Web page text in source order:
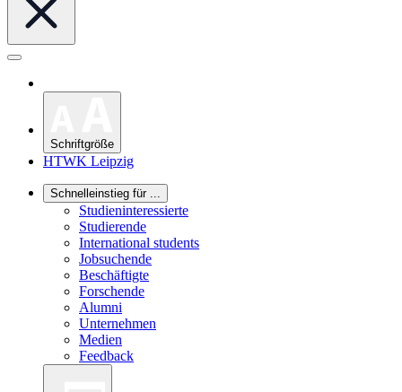
Schriftgröße
HTWK Leipzig
Schnelleinstieg für ...
Studieninteressierte
Studierende
International students
Jobsuchende
Beschäftigte
Forschende
Alumni
Unternehmen
Medien
Feedback